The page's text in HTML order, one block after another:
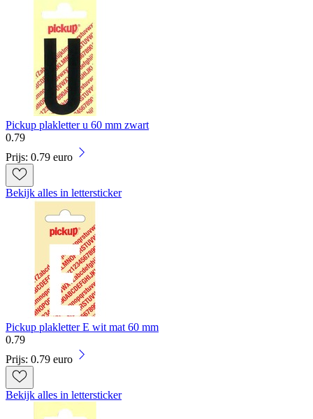
Pickup plakletter u 60 mm zwart
0.79
Prijs: 0.79 euro
Bekijk alles in lettersticker
Pickup plakletter E wit mat 60 mm
0.79
Prijs: 0.79 euro
Bekijk alles in lettersticker